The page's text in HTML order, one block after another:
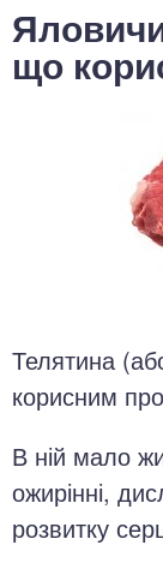
що
Телятина
корисним
В ній мало
ожирінні,
розвитку